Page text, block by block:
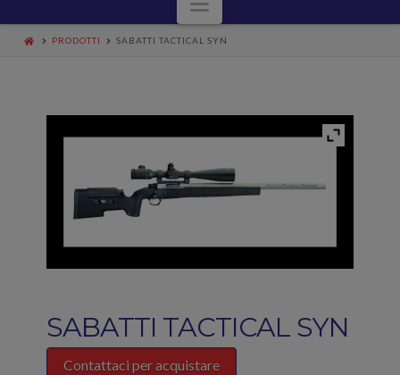
PRODOTTI SABATTI TACTICAL SYN
SABATTI TACTICAL SYN
Contattaci per acquistare